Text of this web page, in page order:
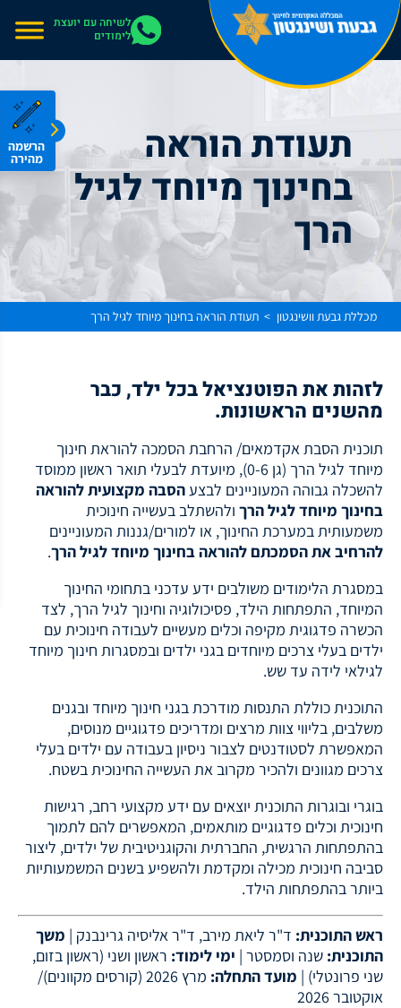
אתר בהרצה
הרשמה
מהירה
לשיחה עם יועצת
לימודים
מכללת גבעת וושינגטון > תעודת הוראה בחינוך מיוחד לגיל הרך
תעודת הוראה
בחינוך מיוחד לגיל
הרך
לזהות את הפוטנציאל בכל ילד, כבר
מהשנים הראשונות.
תוכנית הסבת אקדמאים/ הרחבת הסמכה להוראת חינוך
מיוחד לגיל הרך (גן 0-6), מיועדת לבעלי תואר ראשון ממוסד
להשכלה גבוהה המעוניינים לבצעהסבה מקצועית להוראה
בחינוך מיוחד לגיל הרך ולהשתלב בעשייה חינוכית
משמעותית במערכת החינוך, או למורים/גננות המעוניינים
להרחיב את הסמכתם להוראה בחינוך מיוחד לגיל הרך.
במסגרת הלימודים משולבים ידע עדכני בתחומי החינוך
המיוחד, התפתחות הילד, פסיכולוגיה וחינוך לגיל הרך, לצד
הכשרה פדגוגית מקיפה וכלים מעשיים לעבודה חינוכית עם
ילדים בעלי צרכים מיוחדים בגני ילדים ובמסגרות חינוך מיוחד
לגילאי לידה עד שש.
התוכנית כוללת התנסות מודרכת בגני חינוך מיוחד ובגנים
משלבים, בליווי צוות מרצים ומדריכים פדגוגיים מנוסים,
המאפשרת לסטודנטים לצבור ניסיון בעבודה עם ילדים בעלי
צרכים מגוונים ולהכיר מקרוב את העשייה החינוכית בשטח.
בוגרי ובוגרות התוכנית יוצאים עם ידע מקצועי רחב, רגישות
חינוכית וכלים פדגוגיים מותאמים, המאפשרים להם לתמוך
בהתפתחות הרגשית, החברתית והקוגניטיבית של ילדים, ליצור
סביבה חינוכית מכילה ומקדמת ולהשפיע בשנים המשמעותיות
ביותר בהתפתחות הילד.
ראש התוכנית: ד"ר ליאת מירב, ד"ר אליסיה גרינבנק | משך
התוכנית: שנה וסמסטר | ימי לימוד: ראשון ושני (ראשון בזום,
שני פרונטלי) | מועד התחלה:
מרץ 2026 (קורסים מקוונים)/
אוקטובר 2026